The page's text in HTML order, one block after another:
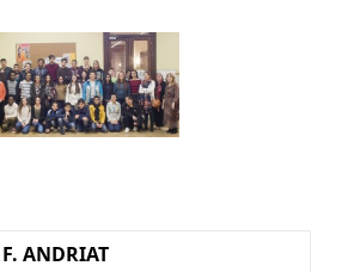
F. ANDRIAT